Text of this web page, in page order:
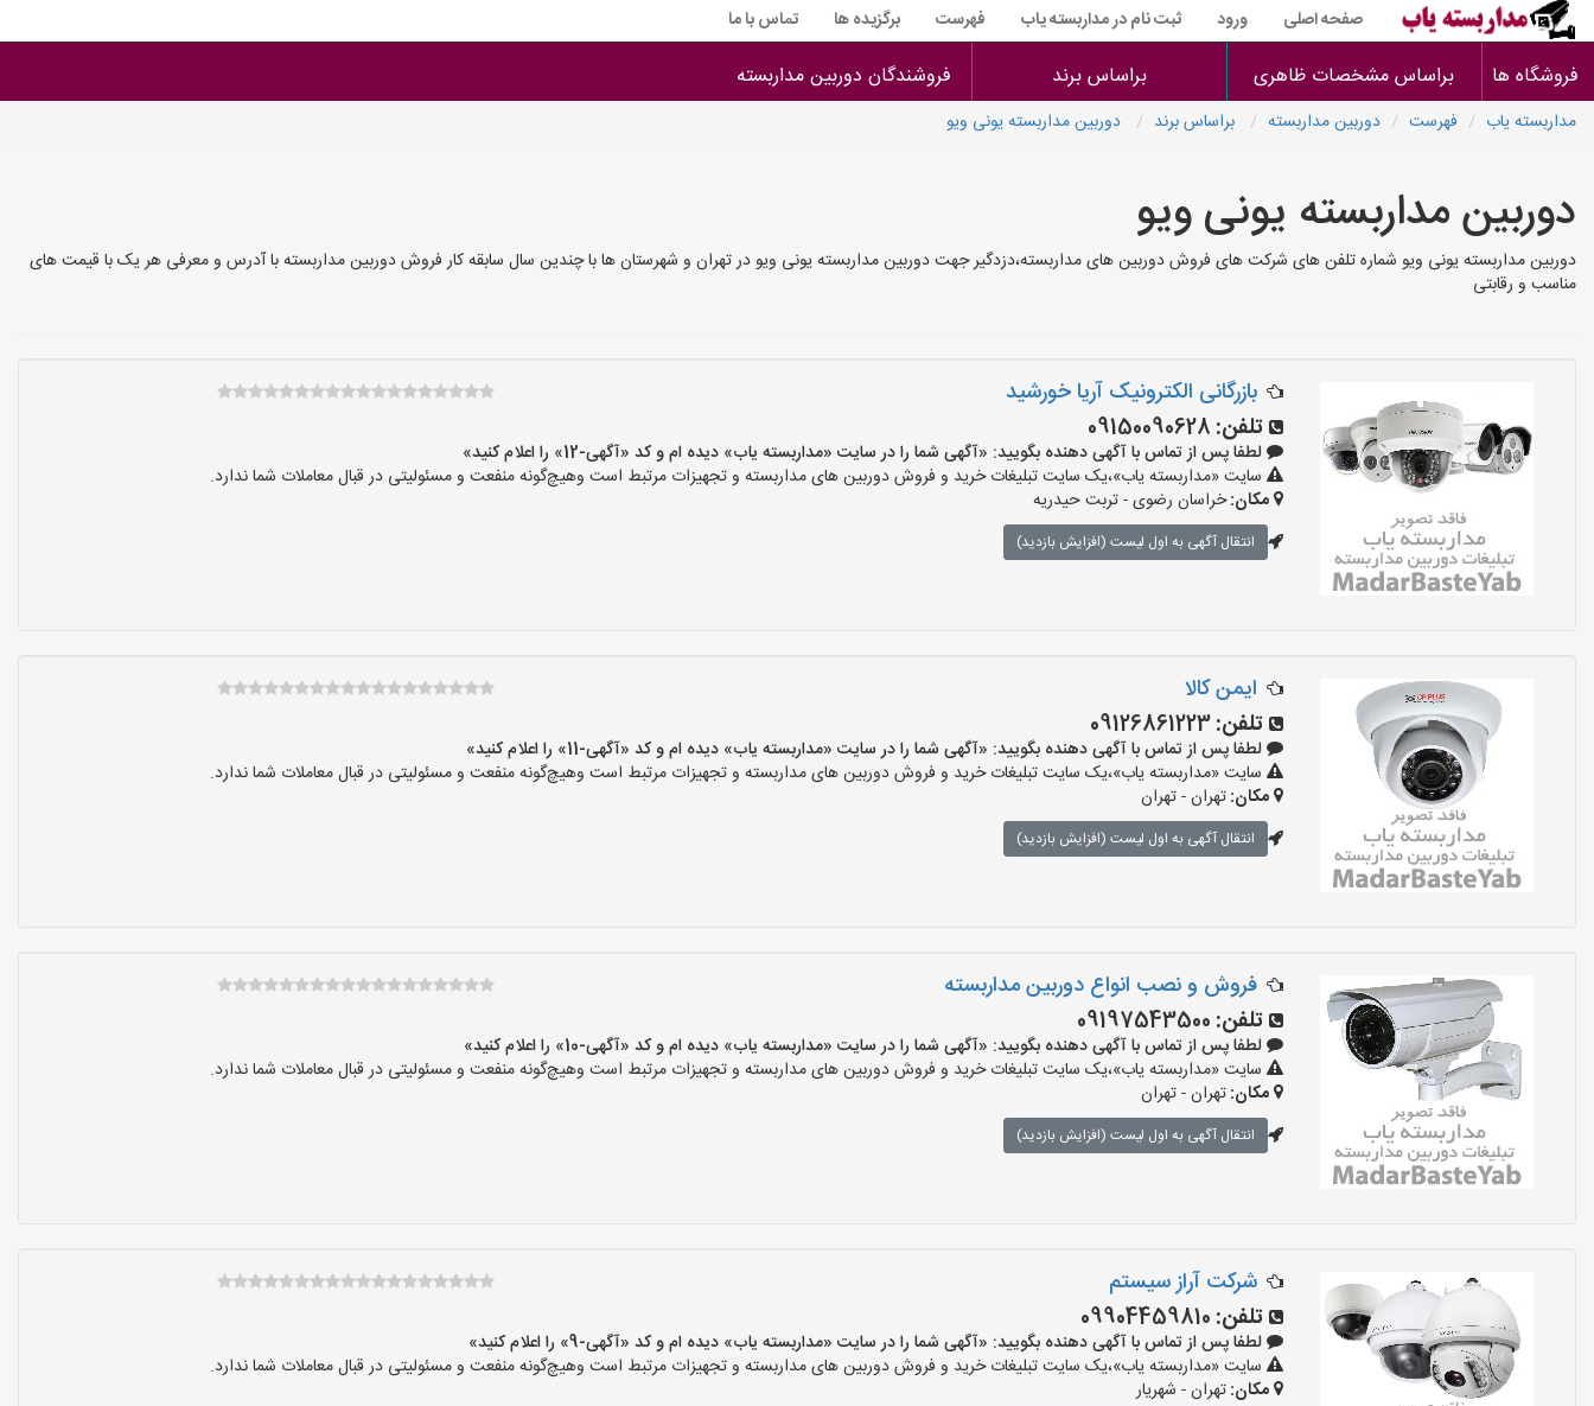
صفحه اصلی ورود ثبت نام در مداربسته یاب فهرست برگزیده ها تماس با ما
فروشگاه ها براساس مشخصات ظاهری براساس برند فروشندگان دوربین مداربسته
مداربسته یاب فهرست دوربین مداربسته براساس برند دوربین مداربسته یونی ویو
دوربین مداربسته یونی ویو
دوربین مداربسته یونی ویو شماره تلفن های شرکت های فروش دوربین های مداربسته،دزدگیر جهت دوربین مداربسته یونی ویو در تهران و شهرستان ها با چندین سال سابقه کار فروش دوربین مداربسته با آدرس و معرفی هر یک با قیمت های
مناسب و رقابتی
بازرگانی الکترونیک آریا خورشید
تلفن: 09150090628
لطفا پس از تماس با آگهی دهنده بگویید: «آگهی شما را در سایت «مداربسته یاب» دیده ام و کد «آگهی-12» را اعلام کنید»
سایت «مداربسته یاب»،یک سایت تبلیغات خرید و فروش دوربین های مداربسته و تجهیزات مرتبط است وهیچ‌گونه منفعت و مسئولیتی در قبال معاملات شما ندارد.
مکان:خراسان رضوی - تربت حیدریه
انتقال آگهی به اول لیست (افزایش بازدید)
ایمن کالا
تلفن:09126861223
لطفا پس از تماس با آگهی دهنده بگویید: «آگهی شما را در سایت «مداربسته یاب» دیده ام و کد «آگهی-11» را اعلام کنید»
سایت «مداربسته یاب»،یک سایت تبلیغات خرید و فروش دوربین های مداربسته و تجهیزات مرتبط است وهیچ‌گونه منفعت و مسئولیتی در قبال معاملات شما ندارد.
مکان:تهران - تهران
انتقال آگهی به اول لیست (افزایش بازدید)
فروش و نصب انواع دوربین مداربسته
تلفن: 09197543500
لطفا پس از تماس با آگهی دهنده بگویید: «آگهی شما را در سایت «مداربسته یاب» دیده ام و کد «آگهی-10» را اعلام کنید»
سایت «مداربسته یاب»،یک سایت تبلیغات خرید و فروش دوربین های مداربسته و تجهیزات مرتبط است وهیچ‌گونه منفعت و مسئولیتی در قبال معاملات شما ندارد.
مکان:تهران - تهران
انتقال آگهی به اول لیست (افزایش بازدید)
شرکت آراز سیستم
تلفن: 09904459810
لطفا پس از تماس با آگهی دهنده بگویید: «آگهی شما را در سایت «مداربسته یاب» دیده ام و کد «آگهی-9» را اعلام کنید»
سایت «مداربسته یاب»،یک سایت تبلیغات خرید و فروش دوربین های مداربسته و تجهیزات مرتبط است وهیچ‌گونه منفعت و مسئولیتی در قبال معاملات شما ندارد.
مکان:تهران - شهریار